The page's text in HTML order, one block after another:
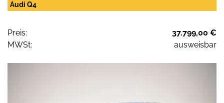
Audi Q4
Preis:
37.799,00 €
MWSt:
ausweisbar